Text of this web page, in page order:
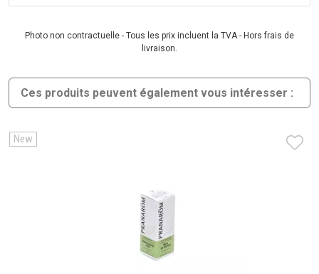
Photo non contractuelle - Tous les prix incluent la TVA - Hors frais de
livraison.
Ces produits peuvent également vous intéresser :
New